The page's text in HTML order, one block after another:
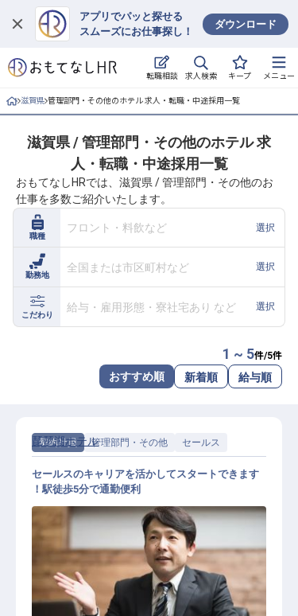
アプリでパッと探せる
スムーズにお仕事探し！
ダウンロード
転職相談 求人検索 キープ メニュー
ログイン
求人・施設を探す
就職・転職 合同説明会
おもてなしHRについて
ご利用の流れ
よくある質問
ホテル・宿泊業界情報コラム
転職サポートに申し込む
滋賀県 管理部門・その他のホテル 求人・転職・中途採用一覧
滋賀県 / 管理部門・その他のホテル 求
人・転職・中途採用一覧
おもてなしHRでは、滋賀県 / 管理部門・その他のお
仕事を多数ご紹介いたします。
職種
フロント・料飲など 選択
勤務地
全国または市区町村など 選択
こだわり
給与・雇用形態・寮社宅あり など 選択
1 ~ 5件/5件
おすすめ順 新着順 給与順
契約社員 管理部門・その他 セールス
琵琶湖ホテル
セールスのキャリアを活かしてスタートできます
！駅徒歩5分で通勤便利